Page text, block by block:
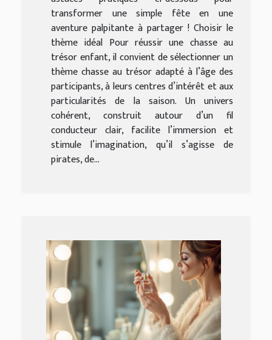
transformer une simple fête en une
aventure palpitante à partager ! Choisir le
thème idéal Pour réussir une chasse au
trésor enfant, il convient de sélectionner un
thème chasse au trésor adapté à l’âge des
participants, à leurs centres d’intérêt et aux
particularités de la saison. Un univers
cohérent, construit autour d’un fil
conducteur clair, facilite l’immersion et
stimule l’imagination, qu’il s’agisse de
pirates, de...